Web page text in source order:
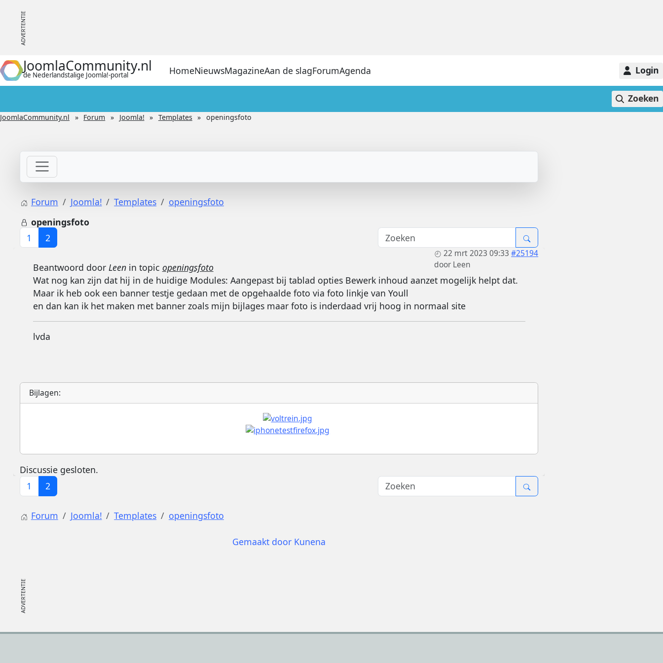
JoomlaCommunity.nl
de Nederlandstalige Joomla!-portal HomeNieuwsMagazineAan de slagForumAgenda Login
Zoeken
JoomlaCommunity.nl Forum Joomla! Templates openingsfoto
Forum Joomla! Templates
openingsfoto
openingsfoto
1
2
22 mrt 2023 09:33 #25194
door Leen
Beantwoord door Leenin topic openingsfoto
Wat nog kan zijn dat hij in de huidige Modules: Aangepast bij tablad opties Bewerk inhoud aanzet mogelijk helpt dat.
Maar ik heb ook een banner testje gedaan met de opgehaalde foto via foto linkje van Youll
en dan kan ik het maken met banner zoals mijn bijlages maar foto is inderdaad vrij hoog in normaal site
lvda
Bijlagen:
Discussie gesloten.
1
2
Forum Joomla! Templates openingsfoto
Gemaakt door Kunena